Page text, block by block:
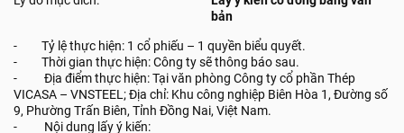
bản
- Tỷ lệ thực hiện: 1 cổ phiếu – 1 quyền biểu quyết.
- Thời gian thực hiện: Công ty sẽ thông báo sau.
- Địa điểm thực hiện: Tại văn phòng Công ty cổ phần Thép
VICASA – VNSTEEL; Địa chỉ: Khu công nghiệp Biên Hòa 1, Đường số
9, Phường Trấn Biên, Tỉnh Đồng Nai, Việt Nam.
- Nội dung lấy ý kiến: